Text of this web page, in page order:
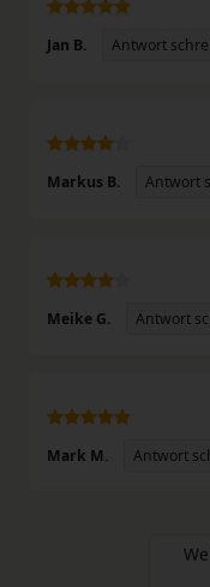
Jan B. Antwort
Markus B. Antwort
Meike G. Antwort
Mark M. Antwort